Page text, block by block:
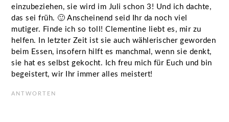
einzubeziehen, sie wird im Juli schon 3! Und ich dachte,
das sei früh. 🙂 Anscheinend seid Ihr da noch viel
mutiger. Finde ich so toll! Clementine liebt es, mir zu
helfen. In letzter Zeit ist sie auch wählerischer geworden
beim Essen, insofern hilft es manchmal, wenn sie denkt,
sie hat es selbst gekocht. Ich freu mich für Euch und bin
begeistert, wir Ihr immer alles meistert!
ANTWORTEN